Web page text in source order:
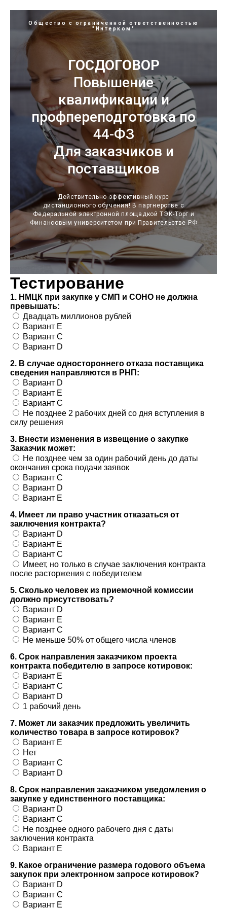
Общество с ограниченной ответственностью
"Интерком"
ГОСДОГОВОР
Повышение
квалификации и
профпереподготовка по
44-ФЗ
Для заказчиков и
поставщиков
Действительно эффективный курс
дистанционного обучения! В партнерстве с
Федеральной электронной площадкой ТЭК-Торг и
Финансовым университетом при Правительстве РФ
Тестирование
1. НМЦК при закупке у СМП и СОНО не должна
превышать:
Двадцать миллионов рублей
Вариант E
Вариант C
Вариант D
2. В случае одностороннего отказа поставщика
сведения направляются в РНП:
Вариант D
Вариант E
Вариант C
Не позднее 2 рабочих дней со дня вступления в
силу решения
3. Внести изменения в извещение о закупке
Заказчик может:
Не позднее чем за один рабочий день до даты
окончания срока подачи заявок
Вариант C
Вариант D
Вариант E
4. Имеет ли право участник отказаться от
заключения контракта?
Вариант D
Вариант E
Вариант C
Имеет, но только в случае заключения контракта
после расторжения с победителем
5. Сколько человек из приемочной комиссии
должно присутствовать?
Вариант D
Вариант E
Вариант C
Не меньше 50% от общего числа членов
6. Срок направления заказчиком проекта
контракта победителю в запросе котировок:
Вариант E
Вариант C
Вариант D
1 рабочий день
7. Может ли заказчик предложить увеличить
количество товара в запросе котировок?
Вариант E
Нет
Вариант C
Вариант D
8. Срок направления заказчиком уведомления о
закупке у единственного поставщика:
Вариант D
Вариант C
Не позднее одного рабочего дня с даты
заключения контракта
Вариант E
9. Какое ограничение размера годового объема
закупок при электронном запросе котировок?
Вариант D
Вариант C
Вариант E